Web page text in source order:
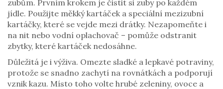
zubům. Prvním krokem je čistit si zuby po každém
jídle. Použijte měkký kartáček a speciální mezizubní
kartáčky, které se vejde mezi drátky. Nezapomeňte i
na nit nebo vodní oplachovač – pomůže odstranit
zbytky, které kartáček nedosáhne.
Důležitá je i výživa. Omezte sladké a lepkavé potraviny,
protože se snadno zachytí na rovnátkách a podporují
vznik kazu. Místo toho volte hrubé zeleniny, ovoce a